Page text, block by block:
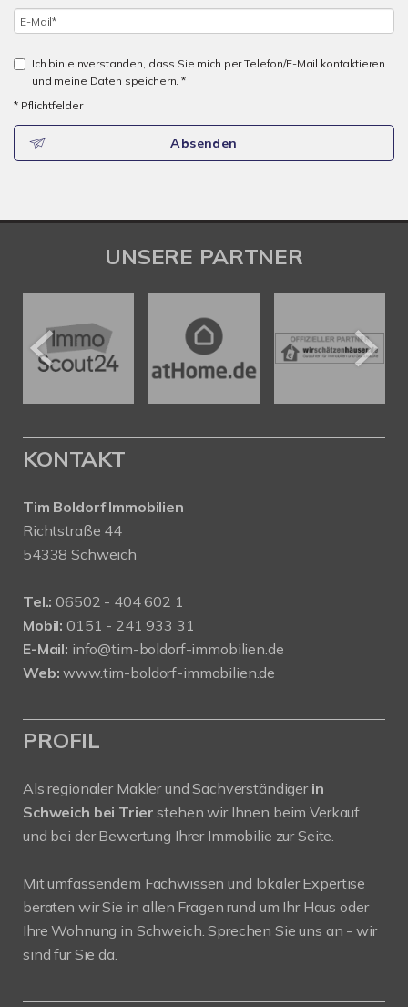
Ich bin einverstanden, dass Sie mich per Telefon/E-Mail kontaktieren
und meine Daten speichern. *
* Pflichtfelder
Absenden
UNSERE PARTNER
KONTAKT
Tim Boldorf Immobilien
Richtstraße 44
54338 Schweich
Tel.: 06502 - 404 602 1
Mobil: 0151 - 241 933 31
E-Mail: info@tim-boldorf-immobilien.de
Web:www.tim-boldorf-immobilien.de
PROFIL
Als regionaler Makler und Sachverständigerin
Schweich bei Trierstehen wir Ihnen beim Verkauf
und bei der Bewertung Ihrer Immobilie zur Seite.
Mit umfassendem Fachwissen und lokaler Expertise
beraten wir Sie in allen Fragen rund um Ihr Haus oder
Ihre Wohnung in Schweich. Sprechen Sie uns an - wir
sind für Sie da.